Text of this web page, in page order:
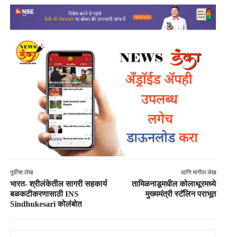
पूर्वीचा लेख
भारत- श्रीलंकेतील सागरी सहकार्य
बळकटीकरणासाठी INS
Sindhukesari कोलंबोत
आणि मागील लेख
तामिळनाडूमधील कोलाथूरमध्ये
मुख्यमंत्री स्टॅलिन पराभूत